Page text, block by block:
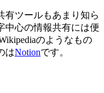
有ツールもあまり知ら
中心の情報共有には便
のようなもの
はNotionです。